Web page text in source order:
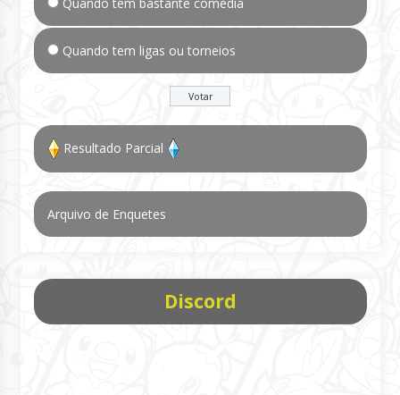
Quando tem ligas ou torneios
Resultado Parcial
Arquivo de Enquetes
Discord